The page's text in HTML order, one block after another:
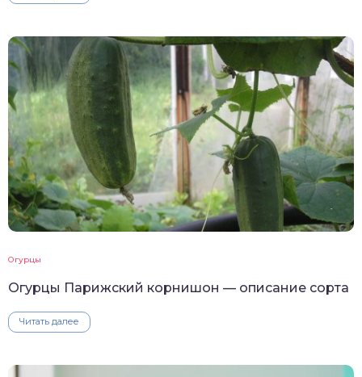
Огурцы
Огурцы Парижский корнишон — описание сорта
Читать далее